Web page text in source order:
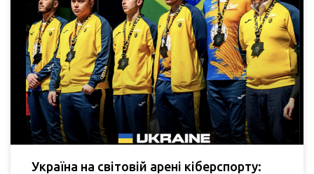
Україна на світовій арені кіберспорту: